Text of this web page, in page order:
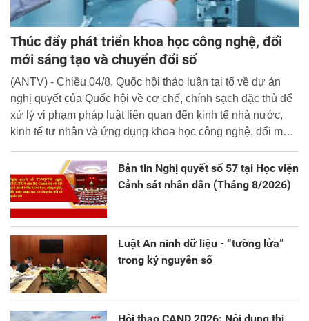
Thúc đẩy phát triển khoa học công nghệ, đổi
mới sáng tạo và chuyển đổi số
(ANTV) - Chiều 04/8, Quốc hội thảo luận tại tổ về dự án
nghị quyết của Quốc hội về cơ chế, chính sạch đặc thù để
xử lý vi phạm pháp luật liên quan đến kinh tế nhà nước,
kinh tế tư nhân và ứng dụng khoa học công nghệ, đổi mới
Bản tin Nghị quyết số 57 tại Học viện
Cảnh sát nhân dân (Tháng 8/2026)
Luật An ninh dữ liệu - “tường lửa”
trong kỷ nguyên số